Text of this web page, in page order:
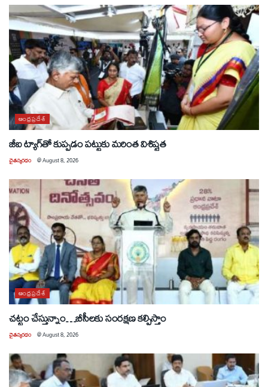
ఆంధ్రప్రదేశ్
జీఐ ట్యాగ్‌తో కుప్పడం పట్టుకు మరింత విశిష్టత
చైతన్యరధం @August 8, 2026
ఆంధ్రప్రదేశ్
చట్టం చేస్తున్నాం…బీసీలకు సంరక్షణ కల్పిస్తాం
చైతన్యరధం @August 8, 2026